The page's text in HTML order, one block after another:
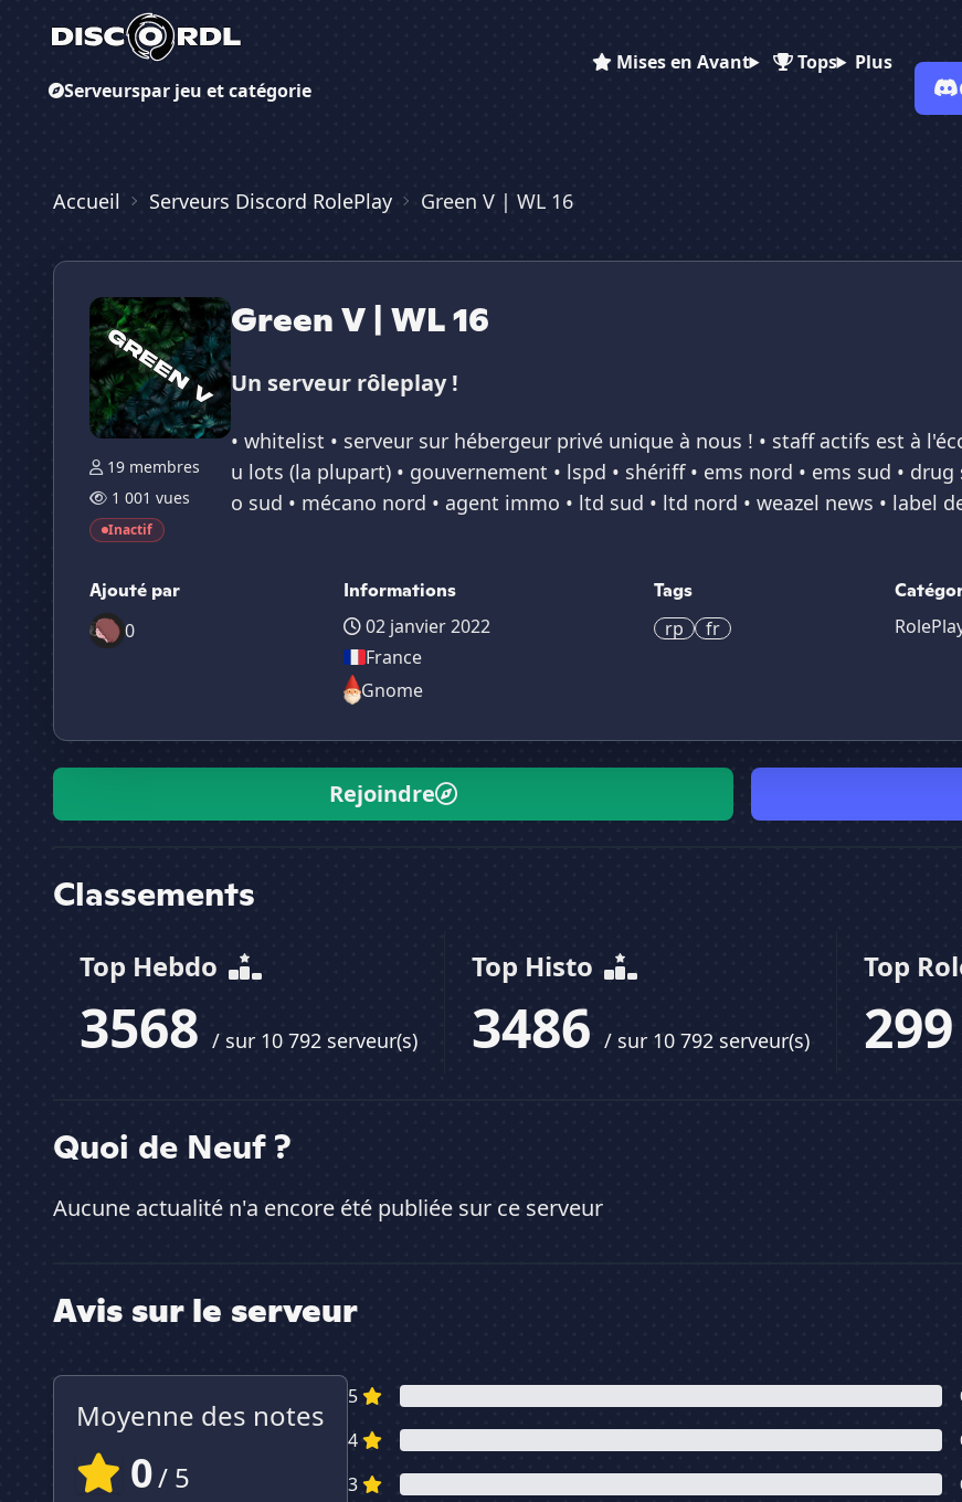
Serveurspar jeu et catégorie
Mises en Avant Tops Plus
Accueil Serveurs Discord RolePlay Green V | WL 16
19 membres
1 001 vues
Inactif
Green V | WL 16
Un serveur rôleplay !
• whitelist • serveur sur hébergeur privé unique à nous ! • staff actifs est à
u lots (la plupart) • gouvernement • lspd • shériff • ems nord • ems sud •
o sud • mécano nord • agent immo • ltd sud • ltd nord • weazel news • label
Ajouté par
0
Informations
02 janvier 2022
France
Gnome
Tags
rp fr
Rejoindre
Classements
Top Hebdo
3568 / sur 10 792 serveur(s)
Top Histo
3486 / sur 10 792 serveur(s)
Top
299
Quoi de Neuf ?
Aucune actualité n'a encore été publiée sur ce serveur
Avis sur le serveur
Moyenne des notes
0/ 5
5
4
3